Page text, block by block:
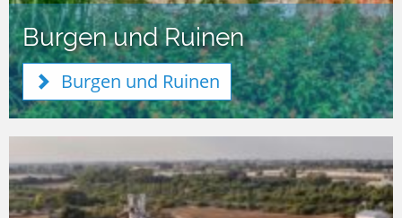
Burgen und Ruinen
Burgen und Ruinen